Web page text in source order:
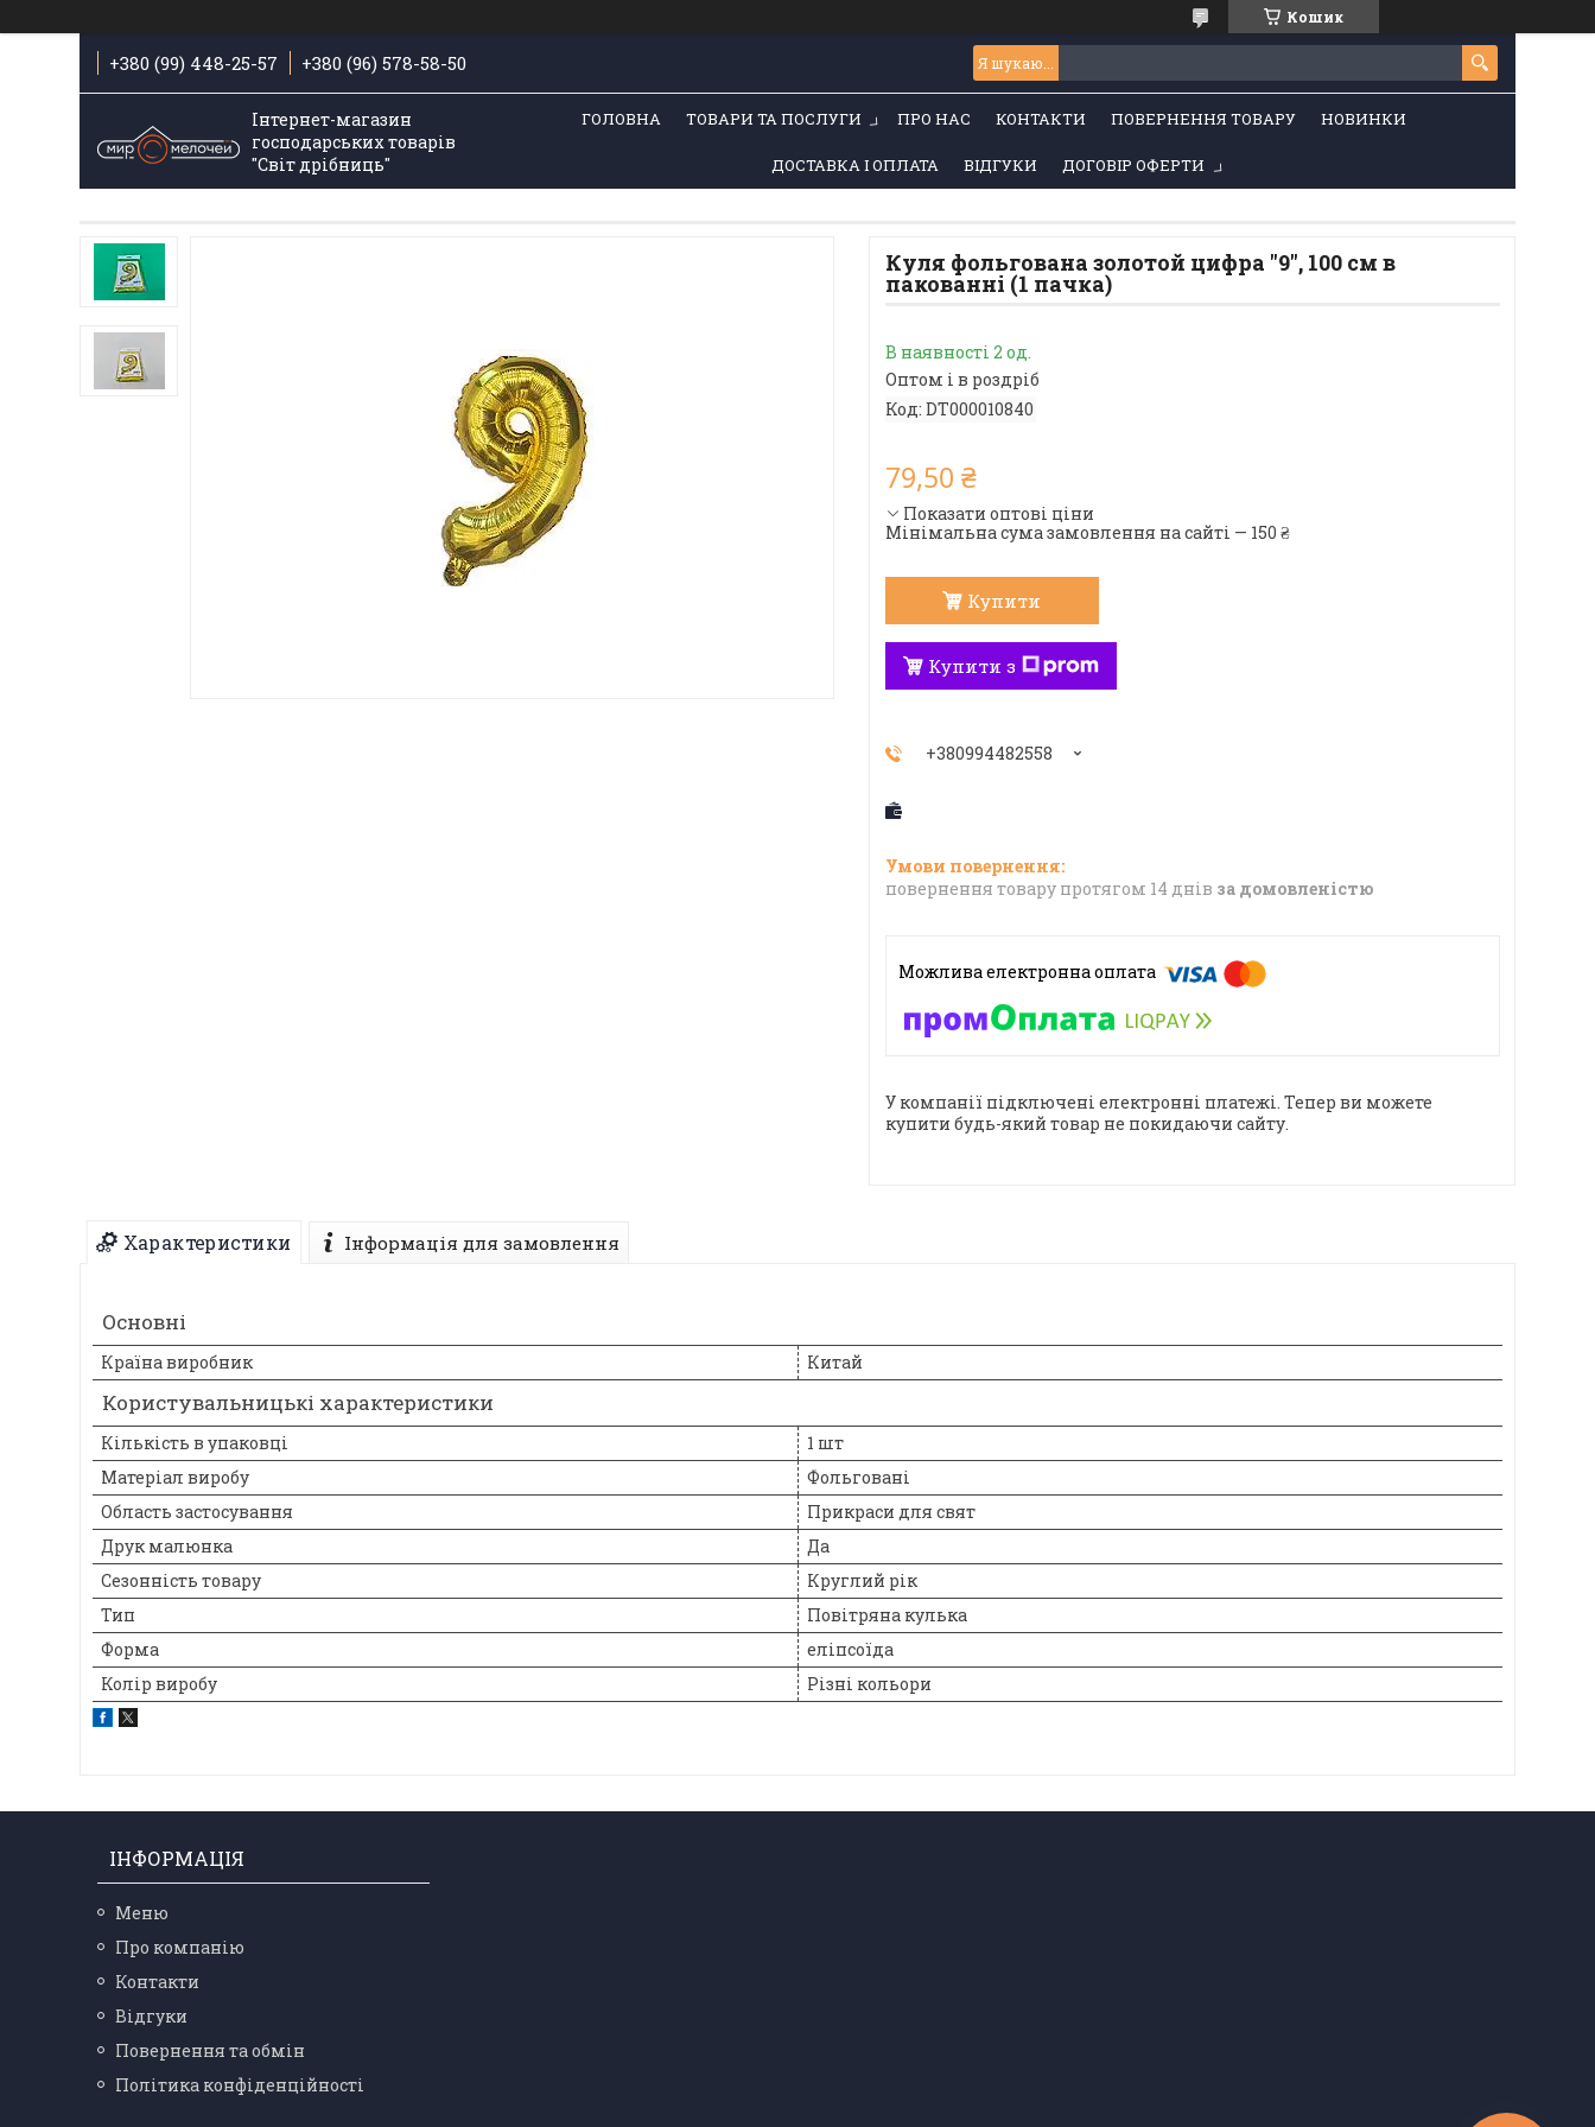
Кошик
+380 (99) 448-25-57 +380 (96) 578-58-50
Інтернет-магазин
господарських товарів
"Світ дрібниць"
ГОЛОВНА ТОВАРИ ТА ПОСЛУГИ ПРО НАС КОНТАКТИ ПОВЕРНЕННЯ ТОВАРУ НОВИНКИ
ДОСТАВКА І ОПЛАТА ВІДГУКИ ДОГОВІР ОФЕРТИ
Куля фольгована золотой цифра "9", 100 см в
пакованні (1 пачка)
В наявності 2 од.
Оптом і в роздріб
Код: DT000010840
79,50 ₴
Показати оптові ціни
Мінімальна сума замовлення на сайті — 150 ₴
Купити
Купити з
+380994482558
повернення товару протягом 14 днів за домовленістю
У компанії підключені електронні платежі. Тепер ви можете
купити будь-який товар не покидаючи сайту.
Характеристики Інформація для замовлення
Основні
Країна виробник Китай
Користувальницькі характеристики
Кількість в упаковці
1 шт
Матеріал виробу
Фольговані
Область застосування
Прикраси для свят
Друк малюнка
Да
Сезонність товару
Круглий рік
Тип
Повітряна кулька
Форма
еліпсоїда
Колір виробу
Різні кольори
ІНФОРМАЦІЯ
Меню
Про компанію
Контакти
Відгуки
Повернення та обмін
Політика конфіденційності